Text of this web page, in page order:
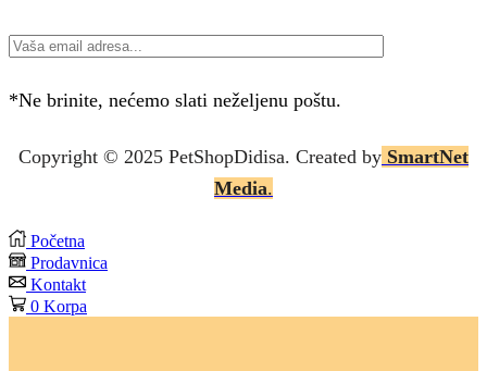
*Ne brinite, nećemo slati neželjenu poštu.
Copyright © 2025 PetShopDidisa. Created by SmartNet
Media.
Početna
Prodavnica
Kontakt
0 Korpa